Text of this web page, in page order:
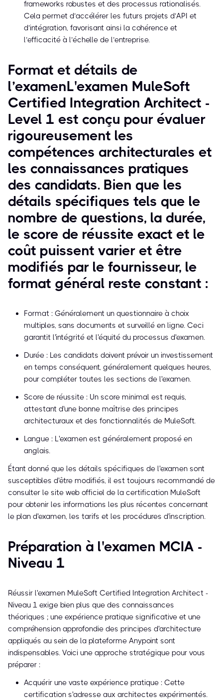
frameworks robustes et des processus rationalisés.
Cela permet d’accélérer les futurs projets d’API et
d’intégration, favorisant ainsi la cohérence et
l’efficacité à l’échelle de l’entreprise.
Format et détails de
l’examenL'examen MuleSoft
Certified Integration Architect -
Level 1 est conçu pour évaluer
rigoureusement les
compétences architecturales et
les connaissances pratiques
des candidats. Bien que les
détails spécifiques tels que le
nombre de questions, la durée,
le score de réussite exact et le
coût puissent varier et être
modifiés par le fournisseur, le
format général reste constant :
Format : Généralement un questionnaire à choix
multiples, sans documents et surveillé en ligne. Ceci
garantit l'intégrité et l'équité du processus d'examen.
Durée : Les candidats doivent prévoir un investissement
en temps conséquent, généralement quelques heures,
pour compléter toutes les sections de l'examen.
Score de réussite : Un score minimal est requis,
attestant d'une bonne maîtrise des principes
architecturaux et des fonctionnalités de MuleSoft.
Langue : L'examen est généralement proposé en
anglais.
Étant donné que les détails spécifiques de l'examen sont
susceptibles d'être modifiés, il est toujours recommandé de
consulter le site web officiel de la certification MuleSoft
pour obtenir les informations les plus récentes concernant
le plan d'examen, les tarifs et les procédures d'inscription.
Préparation à l'examen MCIA -
Niveau 1
Réussir l'examen MuleSoft Certified Integration Architect -
Niveau 1 exige bien plus que des connaissances
théoriques ; une expérience pratique significative et une
compréhension approfondie des principes d'architecture
appliqués au sein de la plateforme Anypoint sont
indispensables. Voici une approche stratégique pour vous
préparer :
Acquérir une vaste expérience pratique : Cette
certification s'adresse aux architectes expérimentés.